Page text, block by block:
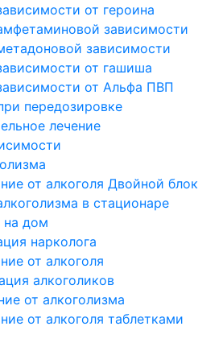
от героина
зависимости
зависимости
от гашиша
от Альфа ПВП
передозировке
лечение
от алкоголя Двойной блок
в стационаре
на дом
нарколога
от алкоголя
алкоголиков
от алкоголизма
от алкоголя таблетками